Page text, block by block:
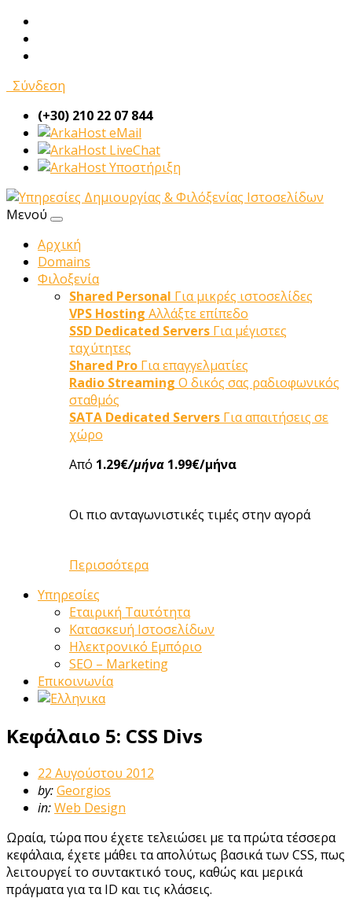
Σύνδεση
(+30) 210 22 07 844
eMail
LiveChat
Υποστήριξη
Μενού
Αρχική
Domains
Φιλοξενία
Shared Personal Για μικρές ιστοσελίδες
VPS Hosting Αλλάξτε επίπεδο
SSD Dedicated Servers Για μέγιστες
ταχύτητες
Shared Pro Για επαγγελματίες
Radio Streaming Ο δικός σας ραδιοφωνικός
σταθμός
SATA Dedicated Servers Για απαιτήσεις σε
χώρο
Από 1.29€/μήνα 1.99€/μήνα
Οι πιο ανταγωνιστικές τιμές στην αγορά
Περισσότερα
Υπηρεσίες
Εταιρική Ταυτότητα
Κατασκευή Ιστοσελίδων
Ηλεκτρονικό Εμπόριο
SEO – Marketing
Επικοινωνία
Κεφάλαιο 5: CSS Divs
22 Αυγούστου 2012
by:Georgios
in:Web Design
Ωραία, τώρα που έχετε τελειώσει με τα πρώτα τέσσερα
κεφάλαια, έχετε μάθει τα απολύτως βασικά των CSS, πως
λειτουργεί το συντακτικό τους, καθώς και μερικά
πράγματα για τα ID και τις κλάσεις.